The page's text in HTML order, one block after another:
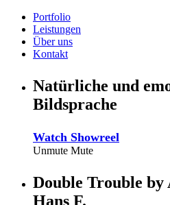
Portfolio
Leistungen
Über uns
Kontakt
Natürliche und
Bildsprache
Watch Showreel
Unmute Mute
Double Trouble
Hans F.